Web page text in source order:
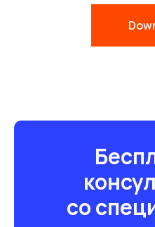
со